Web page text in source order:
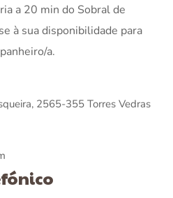
a 20 min do Sobral de
à sua disponibilidade para
a.
2565-355 Torres Vedras